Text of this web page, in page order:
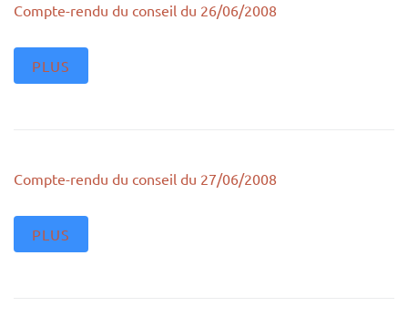
Compte-rendu du conseil du 26/06/2008
PLUS
Compte-rendu du conseil du 27/06/2008
PLUS